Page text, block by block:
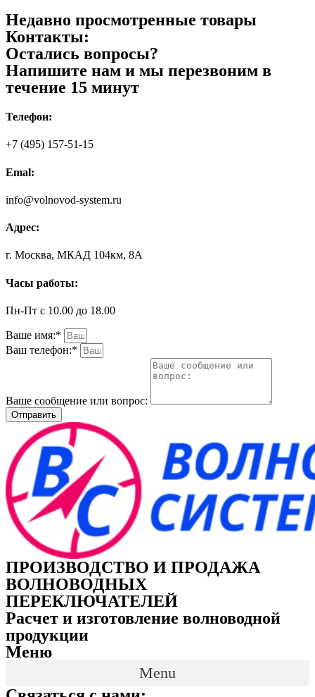
Недавно просмотренные товары
Контакты:
Остались вопросы?
Напишите нам и мы перезвоним в
течение 15 минут
Телефон:
+7 (495) 157-51-15
Emal:
info@volnovod-system.ru
Адрес:
г. Москва, МКАД 104км, 8А
Часы работы:
Пн-Пт с 10.00 до 18.00
Ваше имя:*
Ваш телефон:*
Ваше сообщение или вопрос:
Отправить
ПРОИЗВОДСТВО И ПРОДАЖА
ВОЛНОВОДНЫХ
ПЕРЕКЛЮЧАТЕЛЕЙ
Расчет и изготовление волноводной
продукции
Меню
Menu